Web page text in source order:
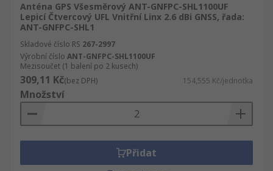
Anténa GPS Všesměrový ANT-GNFPC-SHL1100UF
Lepicí Čtvercový UFL Vnitřní Linx 2.6 dBi GNSS, řada:
ANT-GNFPC-SHL1
Skladové číslo RS 267-2997
Výrobní číslo ANT-GNFPC-SHL1100UF
Mezisoučet (1 balení po 2 kusech)
309,11 Kč(bez DPH) 154,555 Kč/jednotka
Množství
Přidat